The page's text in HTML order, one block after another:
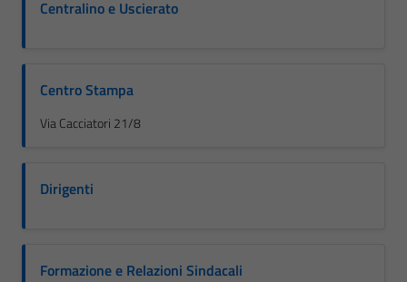
Centralino e Uscierato
Centro Stampa
Via Cacciatori 21/8
Dirigenti
Formazione e Relazioni Sindacali